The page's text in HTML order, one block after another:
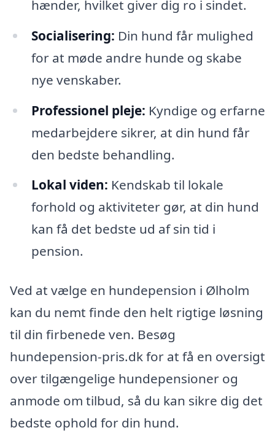
hænder, hvilket giver dig ro i sindet.
Socialisering: Din hund får mulighed
for at møde andre hunde og skabe
nye venskaber.
Professionel pleje: Kyndige og erfarne
medarbejdere sikrer, at din hund får
den bedste behandling.
Lokal viden: Kendskab til lokale
forhold og aktiviteter gør, at din hund
kan få det bedste ud af sin tid i
pension.
Ved at vælge en hundepension i Ølholm
kan du nemt finde den helt rigtige løsning
til din firbenede ven. Besøg
hundepension-pris.dk for at få en oversigt
over tilgængelige hundepensioner og
anmode om tilbud, så du kan sikre dig det
bedste ophold for din hund.